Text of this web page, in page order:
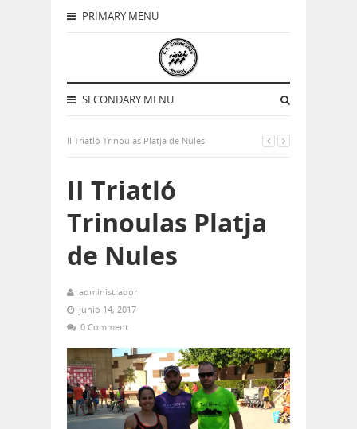
PRIMARY MENU
SECONDARY MENU
II Triatló Trinoulas Platja de Nules
II Triatló
Trinoulas Platja
de Nules
administrador
junio 14, 2017
0 Comment